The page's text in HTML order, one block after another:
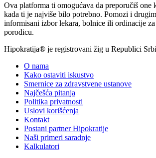
Ova platforma ti omogućava da preporučiš one
kada ti je najviše bilo potrebno. Pomozi i
informisani izbor lekara, bolnice ili ordinacije za
porodicu.
Hipokratija® je registrovani žig u Republici
O nama
Kako ostaviti iskustvo
Smernice za zdravstvene ustanove
Najčešća pitanja
Politika privatnosti
Uslovi korišćenja
Kontakt
Postani partner Hipokratije
Naši primeri saradnje
Kalkulatori